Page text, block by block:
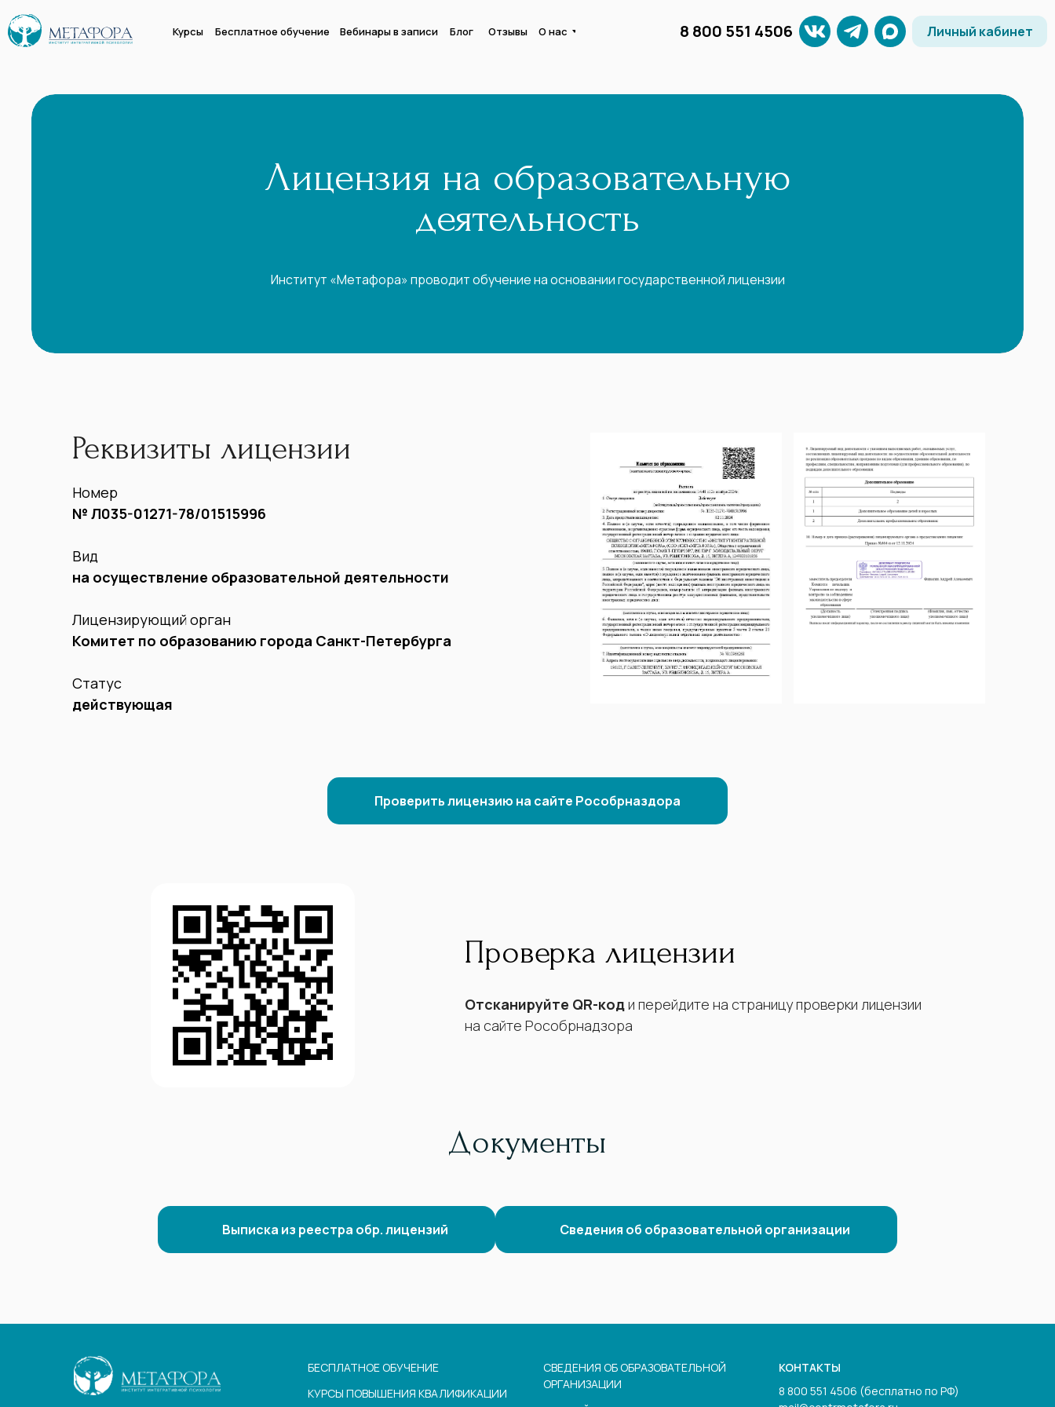
Курсы Бесплатное обучение Вебинары в записи Блог Отзывы О нас Личный кабинет
8 800 551 4506
Лицензия на образовательную
деятельность
Институт «Метафора» проводит обучение на основании государственной лицензии
Реквизиты лицензии
Номер
№ Л035-01271-78/01515996
Вид
на осуществление образовательной деятельности
Лицензирующий орган
Комитет по образованию города Санкт-Петербурга
Статус
действующая
Проверить лицензию на сайте Рособрназдора
Проверка лицензии
Отсканируйте QR-коди перейдите на страницу проверки лицензии
на сайте Рособрнадзора
Документы
Выписка из реестра обр. лицензий Сведения об образовательной организации
СВЕДЕНИЯ ОБ ОБРАЗОВАТЕЛЬНОЙ
ОРГАНИЗАЦИИ
КОНТАКТЫ
БЕСПЛАТНОЕ ОБУЧЕНИЕ
КУРСЫ ПОВЫШЕНИЯ КВАЛИФИКАЦИИ
8 800 551 4506 (бесплатно по РФ)